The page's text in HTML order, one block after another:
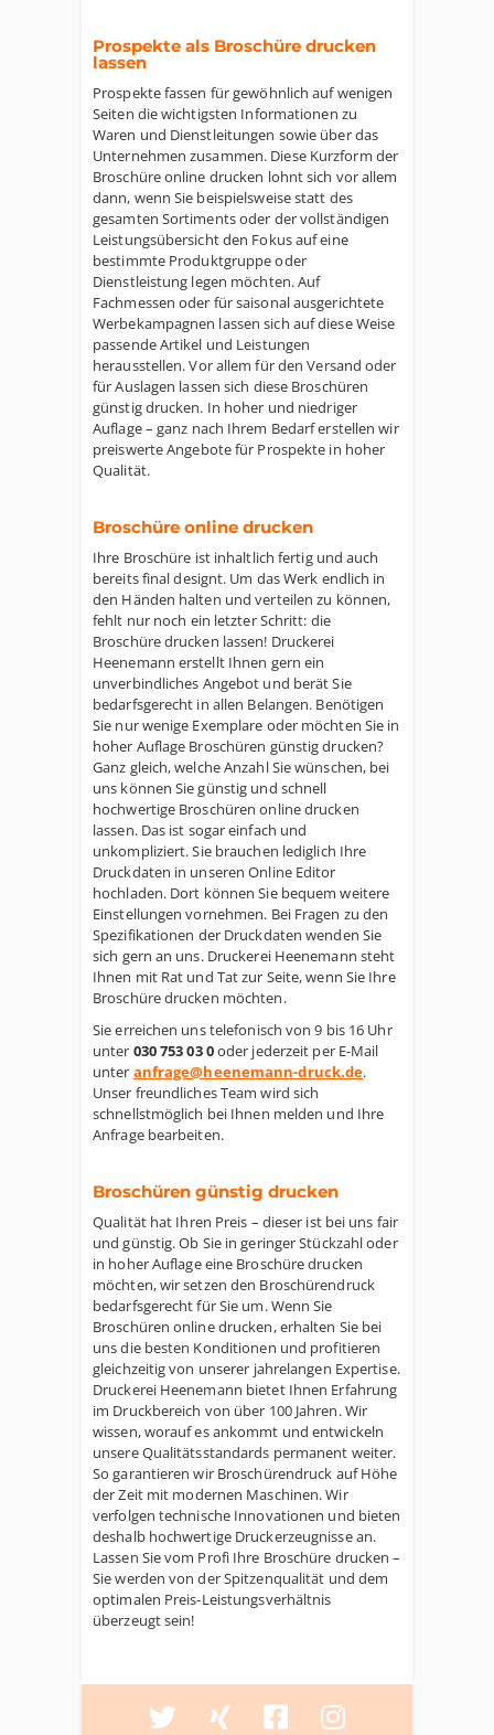
Prospekte als Broschüre drucken
lassen
Prospekte fassen für gewöhnlich auf wenigen
Seiten die wichtigsten Informationen zu
Waren und Dienstleitungen sowie über das
Unternehmen zusammen. Diese Kurzform der
Broschüre online drucken lohnt sich vor allem
dann, wenn Sie beispielsweise statt des
gesamten Sortiments oder der vollständigen
Leistungsübersicht den Fokus auf eine
bestimmte Produktgruppe oder
Dienstleistung legen möchten. Auf
Fachmessen oder für saisonal ausgerichtete
Werbekampagnen lassen sich auf diese Weise
passende Artikel und Leistungen
herausstellen. Vor allem für den Versand oder
für Auslagen lassen sich diese Broschüren
günstig drucken. In hoher und niedriger
Auflage – ganz nach Ihrem Bedarf erstellen wir
preiswerte Angebote für Prospekte in hoher
Qualität.
Broschüre online drucken
Ihre Broschüre ist inhaltlich fertig und auch
bereits final designt. Um das Werk endlich in
den Händen halten und verteilen zu können,
fehlt nur noch ein letzter Schritt: die
Broschüre drucken lassen! Druckerei
Heenemann erstellt Ihnen gern ein
unverbindliches Angebot und berät Sie
bedarfsgerecht in allen Belangen. Benötigen
Sie nur wenige Exemplare oder möchten Sie in
hoher Auflage Broschüren günstig drucken?
Ganz gleich, welche Anzahl Sie wünschen, bei
uns können Sie günstig und schnell
hochwertige Broschüren online drucken
lassen. Das ist sogar einfach und
unkompliziert. Sie brauchen lediglich Ihre
Druckdaten in unseren Online Editor
hochladen. Dort können Sie bequem weitere
Einstellungen vornehmen. Bei Fragen zu den
Spezifikationen der Druckdaten wenden Sie
sich gern an uns. Druckerei Heenemann steht
Ihnen mit Rat und Tat zur Seite, wenn Sie Ihre
Broschüre drucken möchten.
Sie erreichen uns telefonisch von 9 bis 16 Uhr
unter 030 753 03 0oder jederzeit per E-Mail
unter anfrage@heenemann-druck.de.
Unser freundliches Team wird sich
schnellstmöglich bei Ihnen melden und Ihre
Anfrage bearbeiten.
Broschüren günstig drucken
Qualität hat Ihren Preis – dieser ist bei uns fair
und günstig. Ob Sie in geringer Stückzahl oder
in hoher Auflage eine Broschüre drucken
möchten, wir setzen den Broschürendruck
bedarfsgerecht für Sie um. Wenn Sie
Broschüren online drucken, erhalten Sie bei
uns die besten Konditionen und profitieren
gleichzeitig von unserer jahrelangen Expertise.
Druckerei Heenemann bietet Ihnen Erfahrung
im Druckbereich von über 100 Jahren. Wir
wissen, worauf es ankommt und entwickeln
unsere Qualitätsstandards permanent weiter.
So garantieren wir Broschürendruck auf Höhe
der Zeit mit modernen Maschinen. Wir
verfolgen technische Innovationen und bieten
deshalb hochwertige Druckerzeugnisse an.
Lassen Sie vom Profi Ihre Broschüre drucken –
Sie werden von der Spitzenqualität und dem
optimalen Preis-Leistungsverhältnis
überzeugt sein!